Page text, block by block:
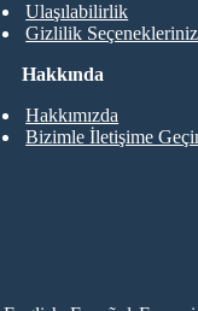
Hakkında
Hakkımızda
Bizimle İletişime
Ulaşılabilirlik
Gizlilik Seçenekleriniz